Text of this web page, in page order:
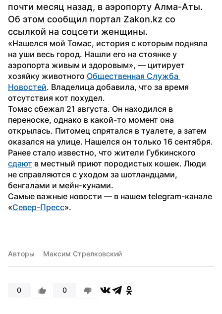
почти месяц назад, в аэропорту Алма-Аты.
Об этом сообщил портал Zakon.kz со
ссылкой на соцсети женщины.
«Нашелся мой Томас, история с которым подняла
на уши весь город. Нашли его на стоянке у
аэропорта живым и здоровым», — цитирует
хозяйку животного Общественная Служба
Новостей. Владелица добавила, что за время
отсутствия кот похудел.
Томас сбежал 21 августа. Он находился в
переноске, однако в какой-то момент она
открылась. Питомец спрятался в туалете, а затем
оказался на улице. Нашелся он только 16 сентября.
сдают в местный приют породистых кошек. Люди
не справляются с уходом за шотландцами,
бенгалами и мейн-кунами.
Самые важные новости — в нашем telegram-канале
«Север-Пресс».
Авторы Максим Стрелковский
0 0